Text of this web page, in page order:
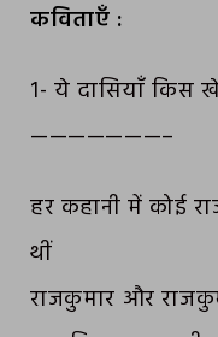
कविताएँ :
1- ये दासियाँ किस
———————–
हर कहानी में कोई
थीं
राजकुमार और